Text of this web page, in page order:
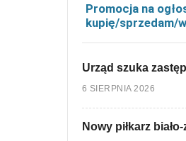
Promocja na
kupię/sprzedam/
Urząd szuka
6 SIERPNIA 2026
Nowy piłkarz